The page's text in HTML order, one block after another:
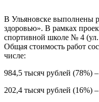
В Ульяновске выполнены
здоровью». В рамках
спортивной школе № 4 (ул.
Общая стоимость работ
числе:
984,5 тысяч рублей (78%)
202,4 тысяч рублей (16%)